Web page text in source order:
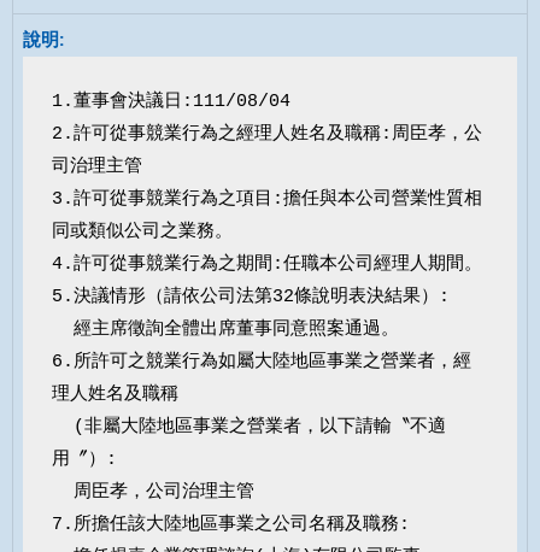
1.董事會決議日:111/08/04
2.許可從事競業行為之經理人姓名及職稱:周臣孝，公
司治理主管
3.許可從事競業行為之項目:擔任與本公司營業性質相
同或類似公司之業務。
4.許可從事競業行為之期間:任職本公司經理人期間。
5.決議情形（請依公司法第32條說明表決結果）:
6.所許可之競業行為如屬大陸地區事業之營業者，經
理人姓名及職稱
用〞）:
7.所擔任該大陸地區事業之公司名稱及職務: